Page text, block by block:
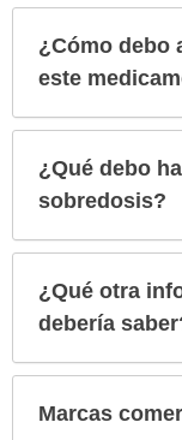
¿Cómo debo
este
¿Qué debo
sobredosis?
¿Qué otra
debería
Marcas